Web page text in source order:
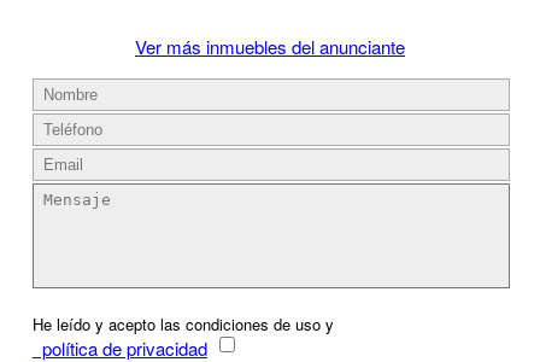
Ver más inmuebles del anunciante
He leído y acepto las condiciones de uso y
política de privacidad